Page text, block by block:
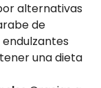
alternativas
de
una dieta